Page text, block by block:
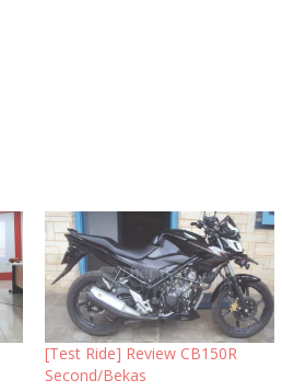
[Test Ride] Review CB150R
Second/Bekas